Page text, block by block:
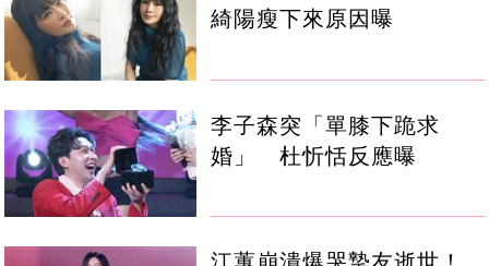
綺陽瘦下來原因曝
李子森突「單膝下跪求
婚」 杜忻恬反應曝